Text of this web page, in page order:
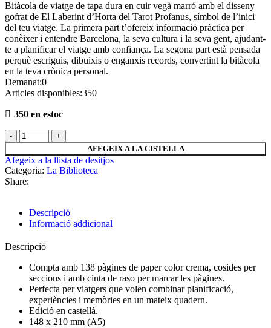
Bitàcola de viatge de tapa dura en cuir vegà marró amb el disseny
gofrat de El Laberint d’Horta del Tarot Profanus, símbol de l’inici
del teu viatge. La primera part t’ofereix informació pràctica per
conèixer i entendre Barcelona, la seva cultura i la seva gent, ajudant-
te a planificar el viatge amb confiança. La segona part està pensada
perquè escriguis, dibuixis o enganxis records, convertint la bitàcola
en la teva crònica personal.
Demanat:0
Articles disponibles:350
350 en estoc
AFEGEIX A LA CISTELLA
Afegeix a la llista de desitjos
Categoria: La Biblioteca
Share:
Descripció
Informació addicional
Descripció
Compta amb 138 pàgines de paper color crema, cosides per
seccions i amb cinta de raso per marcar les pàgines.
Perfecta per viatgers que volen combinar planificació,
experiències i memòries en un mateix quadern.
Edició en castellà.
148 x 210 mm (A5)